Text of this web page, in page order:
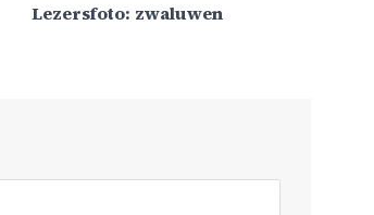
Lezersfoto: zwaluwen